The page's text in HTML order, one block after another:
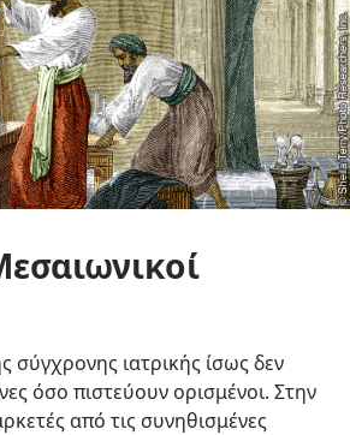
σύγχρονης ιατρικής ίσως δεν
όσο πιστεύουν ορισμένοι. Στην
από τις συνηθισμένες